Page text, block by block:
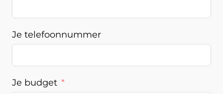
Je telefoonnummer
Je budget